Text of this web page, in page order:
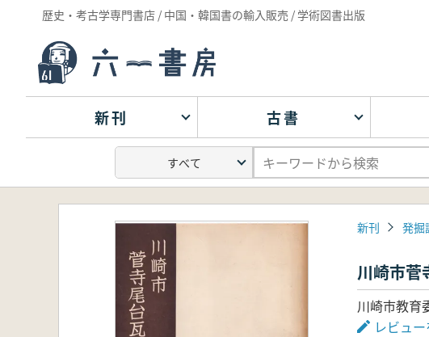
歴史・考古学専門書店 / 中国・韓国書の輸入販売 / 学術図書出版
新刊 古書
新刊 発掘
川崎市菅
川崎市教
レビュー